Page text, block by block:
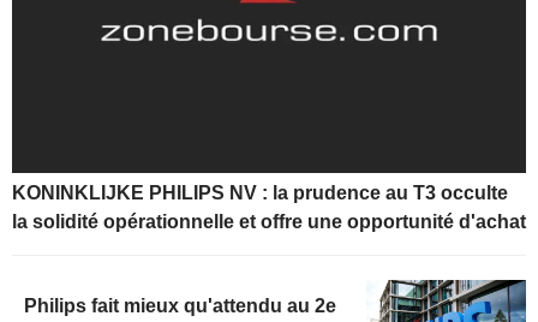
KONINKLIJKE PHILIPS NV : la prudence au T3 occulte
la solidité opérationnelle et offre une opportunité d'achat
Philips fait mieux qu'attendu au 2e